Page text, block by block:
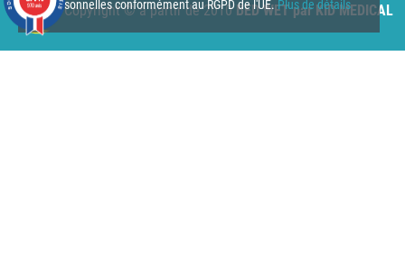
personnelles conformément au RGPD de l'UE. Plus de détails
Copyright © à partir de 2010BED WET par KID MEDICAL
970 avis